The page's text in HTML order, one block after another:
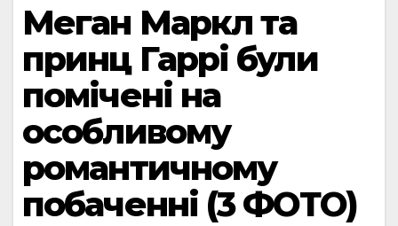
Меган Маркл та
принц Гаррі були
помічені на
особливому
романтичному
побаченні (3 ФОТО)